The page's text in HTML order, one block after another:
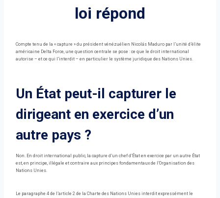
loi répond
Compte tenu de la « capture » du président vénézuélien Nicolás Maduro par l’unité d’élite
américaine Delta Force, une question centrale se pose : ce que le droit international
autorise – et ce qui l’interdit – en particulier le système juridique des Nations Unies.
Un État peut-il capturer le
dirigeant en exercice d’un
autre pays ?
Non. En droit international public, la capture d’un chef d’État en exercice par un autre État
est, en principe, illégale et contraire aux principes fondamentaux de l’Organisation des
Nations Unies.
Le paragraphe 4 de l’article 2 de la Charte des Nations Unies interdit expressément le